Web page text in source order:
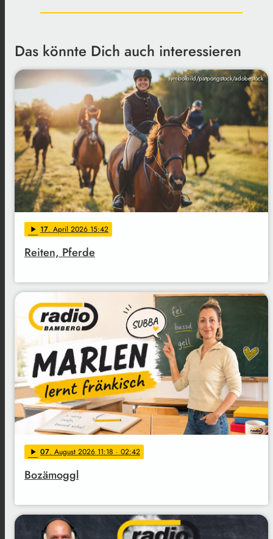
Das könnte Dich auch interessieren
symbolbild/patpongstock/adobestock
play_arrow 17. April 2026 15:42
Reiten, Pferde
play_arrow 07. August 2026 11:18 · 02:42
Bozämoggl